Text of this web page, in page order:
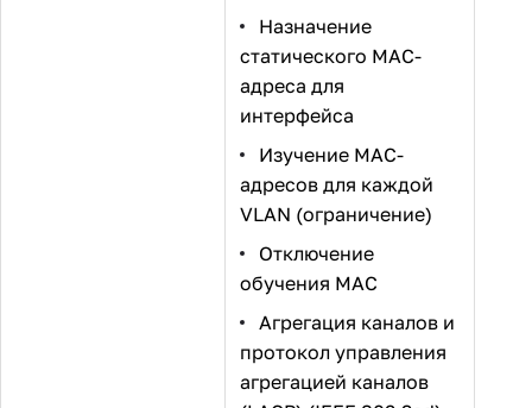
Назначение
статического MAC-
адреса для
интерфейса
Изучение MAC-
адресов для каждой
VLAN (ограничение)
Отключение
обучения MAC
Агрегация каналов и
протокол управления
агрегацией каналов